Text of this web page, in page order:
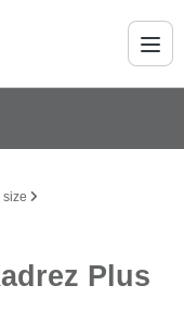
size
Plus